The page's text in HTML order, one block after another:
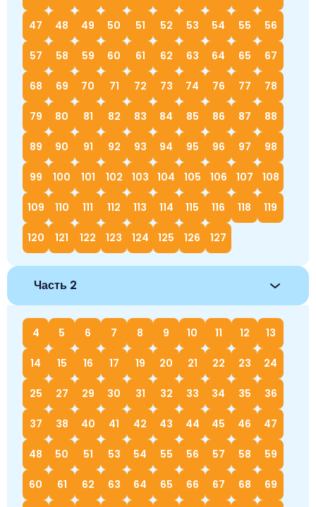
47 48 49 50 51 52 53 54 55 56
57 58 59 60 61 62 63 64 65 67
68 69 70 71 72 73 74 76 77 78
79 80 81 82 83 84 85 86 87 88
89 90 91 92 93 94 95 96 97 98
99 100 101 102 103 104 105 106 107 108
109 110 111 112 113 114 115 116 118 119
120 121 122 123 124 125 126 127
Часть 2
4 5 6 7 8 9 10 11 12 13
14 15 16 17 19 20 21 22 23 24
25 27 29 30 31 32 33 34 35 36
37 38 40 41 42 43 44 45 46 47
48 50 51 53 54 55 56 57 58 59
60 61 62 63 64 65 66 67 68 69